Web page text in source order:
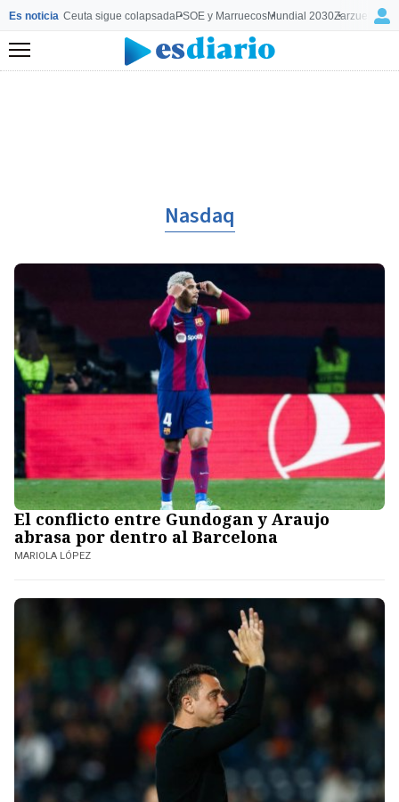
Es noticia Ceuta sigue colapsadaPSOE y MarruecosMundial 2030Zarzuela y
Menú
Nasdaq
El conflicto entre Gundogan y Araujo
abrasa por dentro al Barcelona
MARIOLA LÓPEZ